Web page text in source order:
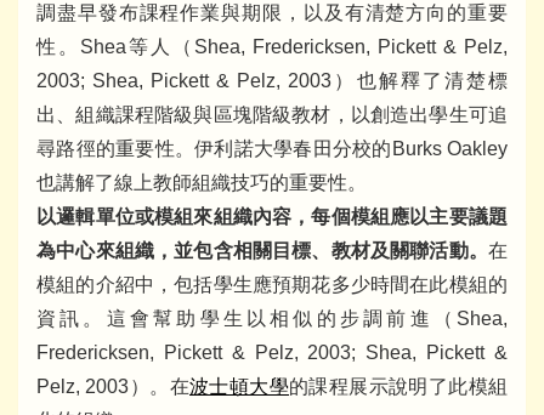
調盡早發布課程作業與期限，以及有清楚方向的重要
性。Shea等人（Shea, Fredericksen, Pickett & Pelz,
2003; Shea, Pickett & Pelz, 2003）也解釋了清楚標
出、組織課程階級與區塊階級教材，以創造出學生可追
尋路徑的重要性。伊利諾大學春田分校的Burks Oakley
也講解了線上教師組織技巧的重要性。
以邏輯單位或模組來組織內容，每個模組應以主要議題
為中心來組織，並包含相關目標、教材及關聯活動。 在
模組的介紹中，包括學生應預期花多少時間在此模組的
資訊。這會幫助學生以相似的步調前進（Shea,
Fredericksen, Pickett & Pelz, 2003; Shea, Pickett &
Pelz, 2003）。在波士頓大學的課程展示說明了此模組